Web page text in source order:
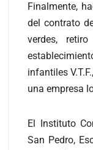
Finalmente,
del contrato
verdes,
infantiles
una empresa
El Instituto
San Pedro,